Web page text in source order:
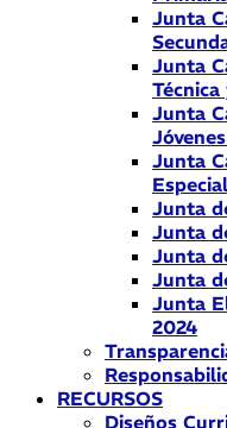
Junta
Junta
Junta
Junta
Especial
Junta
Junta
Junta
Junta
Junta
2024
RECURSOS
Diseños